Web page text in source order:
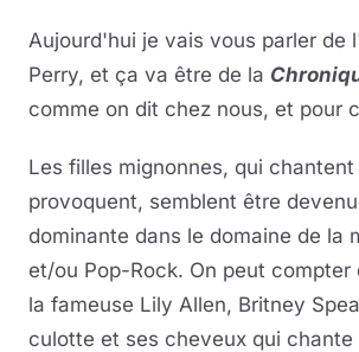
Aujourd'hui je vais vous parler de
Perry, et ça va être de la
comme on dit chez nous, et pour
Les filles mignonnes, qui chantent
provoquent, semblent être
dominante dans le domaine de la
et/ou Pop-Rock. On peut
la fameuse Lily Allen, Britney
culotte et ses cheveux qui chante